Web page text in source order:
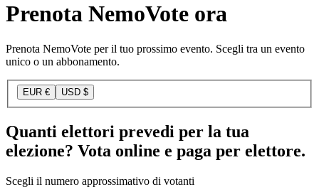
Prenota NemoVote ora
Prenota NemoVote per il tuo prossimo evento. Scegli tra un evento
unico o un abbonamento.
EUR € USD $
Quanti elettori prevedi per la tua
elezione? Vota online e paga per elettore.
Scegli il numero approssimativo di votanti